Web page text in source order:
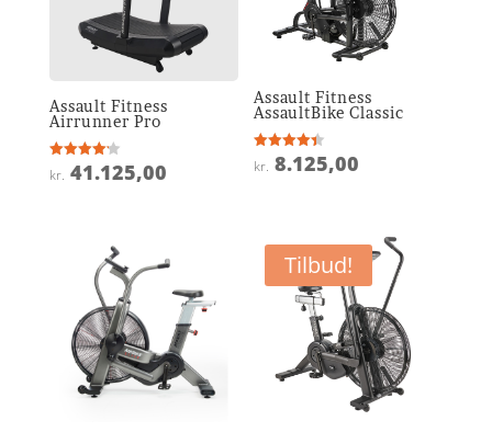
Assault Fitness
Airrunner Pro
Vurderet
4.2
kr. 41.125,00
Assault Fitness
AssaultBike Classic
Vurderet
4.4
kr. 8.125,00
Tilbud!